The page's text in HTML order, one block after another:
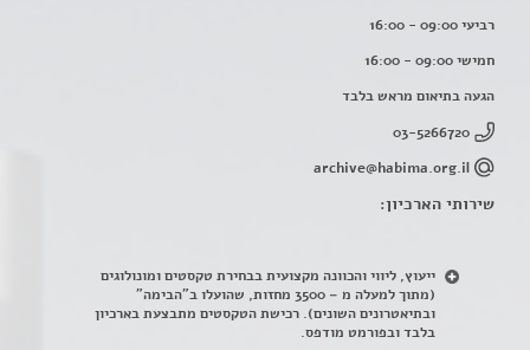
רביעי 09:00 - 16:00
חמישי 09:00 - 16:00
הגעה בתיאום מראש בלבד
03-5266720
archive@habima.org.il
שירותי הארכיון:
ייעוץ, ליווי והכוונה מקצועית בבחירת טקסטים ומונולוגים
(מתוך למעלה מ – 3500 מחזות, שהועלו ב"הבימה"
ובתיאטרונים השונים). רכישת הטקסטים מתבצעת בארכיון
בלבד ובפורמט מודפס.